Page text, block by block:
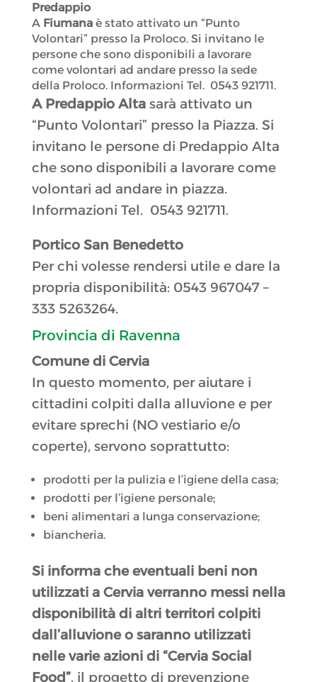
Predappio
A Fiumanaè stato attivato un “Punto
Volontari” presso la Proloco. Si invitano le
persone che sono disponibili a lavorare
come volontari ad andare presso la sede
della Proloco. Informazioni Tel. 0543 921711.
A Predappio Altasarà attivato un
“Punto Volontari” presso la Piazza. Si
invitano le persone di Predappio Alta
che sono disponibili a lavorare come
volontari ad andare in piazza.
Informazioni Tel. 0543 921711.
Portico San Benedetto
Per chi volesse rendersi utile e dare la
propria disponibilità: 0543 967047 –
333 5263264.
Provincia di Ravenna
Comune di Cervia
In questo momento, per aiutare i
cittadini colpiti dalla alluvione e per
evitare sprechi (NO vestiario e/o
coperte), servono soprattutto:
prodotti per la pulizia e l’igiene della casa;
prodotti per l’igiene personale;
beni alimentari a lunga conservazione;
biancheria.
Si informa che eventuali beni non
utilizzati a Cervia verranno messi nella
disponibilità di altri territori colpiti
dall’alluvione o saranno utilizzati
nelle varie azioni di “Cervia Social
Food”, il progetto di prevenzione